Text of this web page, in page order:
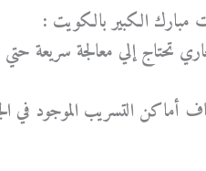
مبارك الكبير بالكويت :
تحتاج إلي معالجة سريعة
أماكن التسريب الموجود في